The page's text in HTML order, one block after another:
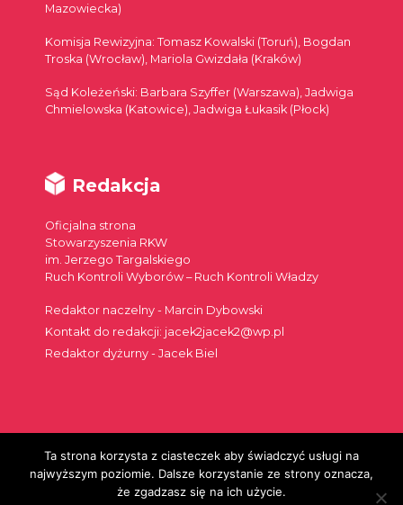
Mazowiecka)
Komisja Rewizyjna: Tomasz Kowalski (Toruń), Bogdan
Troska (Wrocław), Mariola Gwizdała (Kraków)
Sąd Koleżeński: Barbara Szyffer (Warszawa), Jadwiga
Chmielowska (Katowice), Jadwiga Łukasik (Płock)
Redakcja
Oficjalna strona
Stowarzyszenia RKW
im. Jerzego Targalskiego
Ruch Kontroli Wyborów – Ruch Kontroli Władzy
Redaktor naczelny - Marcin Dybowski
Kontakt do redakcji: jacek2jacek2@wp.pl
Redaktor dyżurny - Jacek Biel
Szukaj:
Ta strona korzysta z ciasteczek aby świadczyć usługi na
najwyższym poziomie. Dalsze korzystanie ze strony oznacza,
że zgadzasz się na ich użycie.